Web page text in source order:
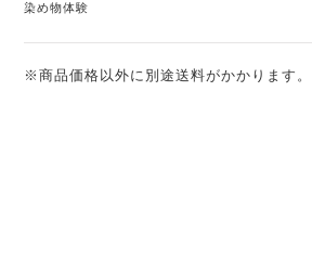
染め物体験
※商品価格以外に別途送料がかかります。